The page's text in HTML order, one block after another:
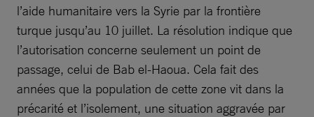
l’aide humanitaire vers la Syrie par la frontière
turque jusqu’au 10 juillet. La résolution indique que
l’autorisation concerne seulement un point de
passage, celui de Bab el-Haoua. Cela fait des
années que la population de cette zone vit dans la
précarité et l’isolement, une situation aggravée par